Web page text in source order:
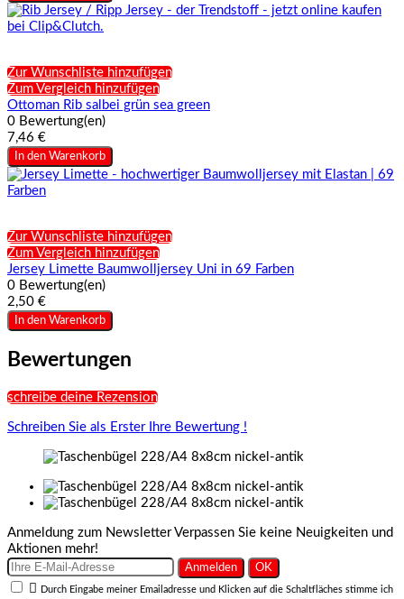
Zur Wunschliste hinzufügen
Zum Vergleich hinzufügen
Ottoman Rib salbei grün sea green
0 Bewertung(en)
7,46 €
In den Warenkorb
Zur Wunschliste hinzufügen
Zum Vergleich hinzufügen
Jersey Limette Baumwolljersey Uni in 69 Farben
0 Bewertung(en)
2,50 €
In den Warenkorb
Bewertungen
schreibe deine Rezension
Schreiben Sie als Erster Ihre Bewertung !
Anmeldung zum Newsletter Verpassen Sie keine Neuigkeiten und
Aktionen mehr!
Durch Eingabe meiner Emailadresse und Klicken auf die Schaltfläches stimme ich